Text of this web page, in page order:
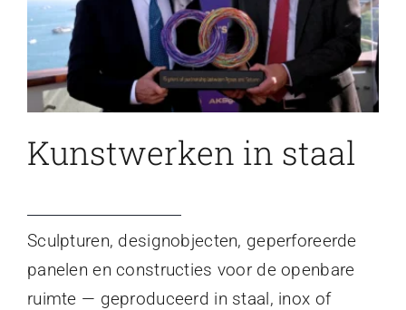
Kunstwerken in staal
Sculpturen, designobjecten, geperforeerde
panelen en constructies voor de openbare
ruimte — geproduceerd in staal, inox of